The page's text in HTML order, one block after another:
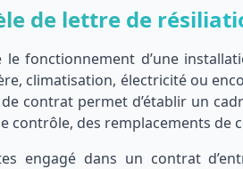
de lettre de
le fonctionnement d’une
climatisation, électricité ou
de contrat permet d’établir un
contrôle, des remplacements de
engagé dans un contrat